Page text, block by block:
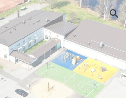
Skip to navigation